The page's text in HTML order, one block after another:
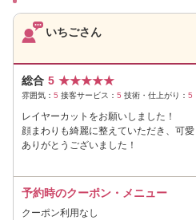
いちごさん
総合 5 ★★★★★
雰囲気： 5 接客サービス： 5 技術・仕上がり： 5
レイヤーカットをお願いしました！
顔まわりも綺麗に整えていただき、可愛
ありがとうございました！
予約時のクーポン・メニュー
クーポン利用なし